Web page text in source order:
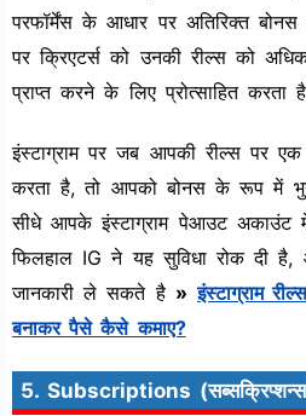
परफॉर्मेंस के आधार पर अतिरिक्त
पर क्रिएटर्स को उनकी रील्स को
प्राप्त करने के लिए प्रोत्साहित करता
इंस्टाग्राम पर जब आपकी रील्स पर
करता है, तो आपको बोनस के रूप में
सीधे आपके इंस्टाग्राम पेआउट अकाउंट
फिलहाल IG ने यह सुविधा रोक दी
जानकारी ले सकते है » इंस्टाग्राम
बनाकर पैसे कैसे कमाए?
5. Subscriptions